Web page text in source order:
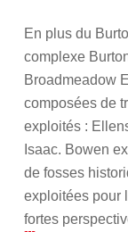
En plus du
complexe
Broadmeadow
composées de
exploités :
Isaac. Bowen
de fosses
exploitées pour
fortes